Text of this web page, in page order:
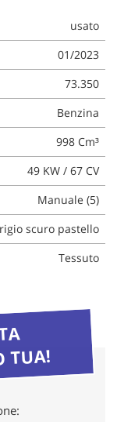
usato
01/2023
73.350
Benzina
998 Cm³
49 KW / 67 CV
Manuale (5)
scuro pastello
Tessuto
TUA!